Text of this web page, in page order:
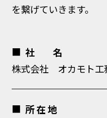
を繋げていきます。
社 名
株式会社 オカモト工
所 在 地